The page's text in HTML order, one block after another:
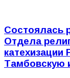
Состоялась
Отдела
катехизации
Тамбовскую